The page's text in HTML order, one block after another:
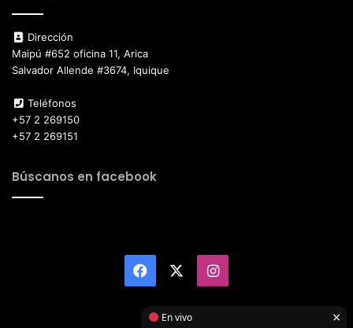
Dirección
Maipú #652 oficina 11, Arica
Salvador Allende #3674, Iquique
Teléfonos
+57 2 269150
+57 2 269151
Búscanos en facebook
Facebook Instagram
En vivo ×